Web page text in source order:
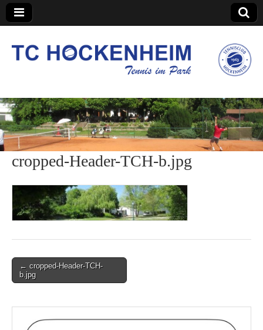
TC Hockenheim
cropped-Header-TCH-b.jpg
Post
navigation
← cropped-Header-TCH-
b.jpg